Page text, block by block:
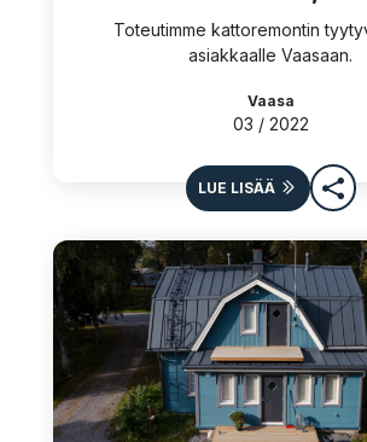
Toteutimme kattoremontin
asiakkaalle Vaasaan.
Vaasa
03 / 2022
LUE LISÄÄ